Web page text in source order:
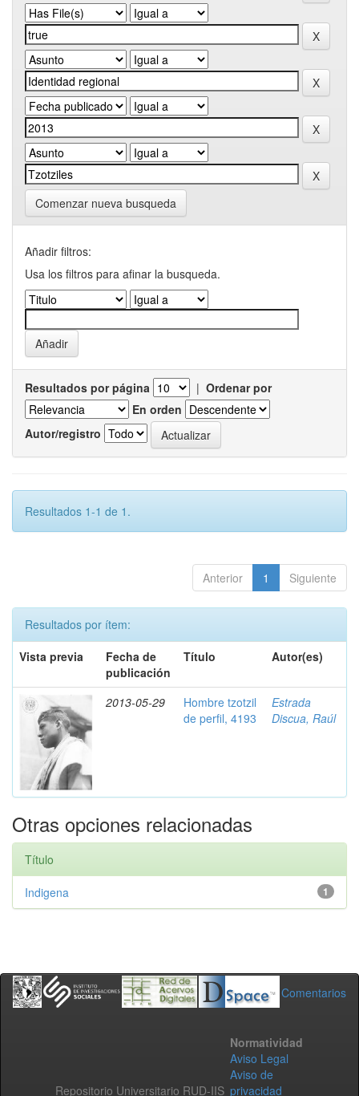
Comenzar nueva busqueda
Añadir filtros:
Usa los filtros para afinar la busqueda.
Resultados por página | Ordenar por
En orden
Autor/registro
Resultados 1-1 de 1.
Anterior 1 Siguiente
Resultados por ítem:
Vista previa
Fecha de
publicación
Título Autor(es)
2013-05-29
Hombre tzotzil
de perfil, 4193
Estrada
Discua, Raúl
Otras opciones relacionadas
Título
1
Indigena
Comentarios
Repositorio Universitario RUD-IIS
Normatividad
Aviso Legal
Aviso de
privacidad